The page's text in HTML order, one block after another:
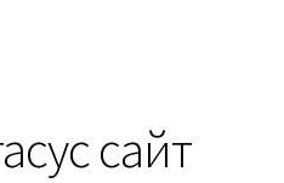
сайт